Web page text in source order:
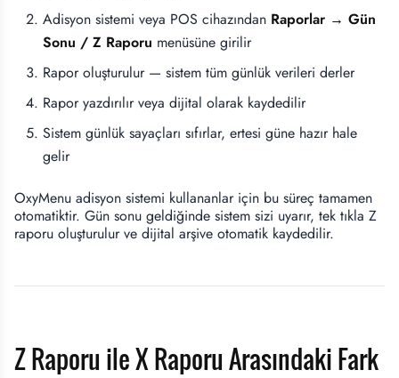
Adisyon sistemi veya POS cihazından Raporlar → Gün
Sonu / Z Raporu menüsüne girilir
Rapor oluşturulur — sistem tüm günlük verileri derler
Rapor yazdırılır veya dijital olarak kaydedilir
Sistem günlük sayaçları sıfırlar, ertesi güne hazır hale
gelir
OxyMenu adisyon sistemi kullananlar için bu süreç tamamen
otomatiktir. Gün sonu geldiğinde sistem sizi uyarır, tek tıkla Z
raporu oluşturulur ve dijital arşive otomatik kaydedilir.
Z Raporu ile X Raporu Arasındaki Fark